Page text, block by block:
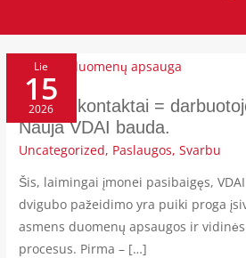
Lie
15
2026
Klientų kontaktai =
Nauja VDAI bauda.
Uncategorized, Paslaugos,Svarbu
Šis, laimingai įmonei pasibaigęs,
dvigubo pažeidimo yra puiki proga
asmens duomenų apsaugos ir
procesus. Pirma – […]
KLIENTŲ
KONTAKTAI
=
DARBUOTOJO
NUOSAVYBĖ?
NAUJA
VDAI
BAUDA.